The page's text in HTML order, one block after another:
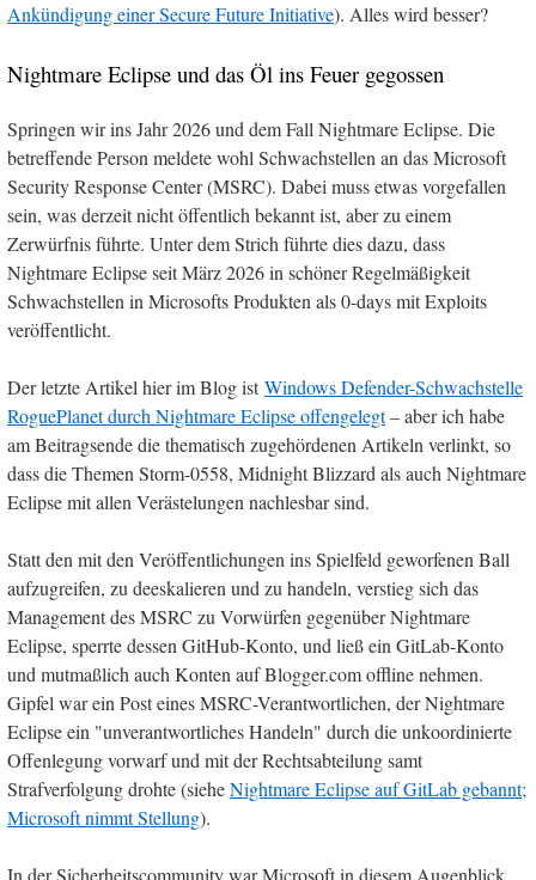
Ankündigung einer Secure Future Initiative). Alles wird besser?
Nightmare Eclipse und das Öl ins Feuer gegossen
Springen wir ins Jahr 2026 und dem Fall Nightmare Eclipse. Die
betreffende Person meldete wohl Schwachstellen an das Microsoft
Security Response Center (MSRC). Dabei muss etwas vorgefallen
sein, was derzeit nicht öffentlich bekannt ist, aber zu einem
Zerwürfnis führte. Unter dem Strich führte dies dazu, dass
Nightmare Eclipse seit März 2026 in schöner Regelmäßigkeit
Schwachstellen in Microsofts Produkten als 0-days mit Exploits
veröffentlicht.
Der letzte Artikel hier im Blog istWindows Defender-Schwachstelle
RoguePlanet durch Nightmare Eclipse offengelegt– aber ich habe
am Beitragsende die thematisch zugehördenen Artikeln verlinkt, so
dass die Themen Storm-0558, Midnight Blizzard als auch Nightmare
Eclipse mit allen Verästelungen nachlesbar sind.
Statt den mit den Veröffentlichungen ins Spielfeld geworfenen Ball
aufzugreifen, zu deeskalieren und zu handeln, verstieg sich das
Management des MSRC zu Vorwürfen gegenüber Nightmare
Eclipse, sperrte dessen GitHub-Konto, und ließ ein GitLab-Konto
und mutmaßlich auch Konten auf Blogger.com offline nehmen.
Gipfel war ein Post eines MSRC-Verantwortlichen, der Nightmare
Eclipse ein "unverantwortliches Handeln" durch die unkoordinierte
Offenlegung vorwarf und mit der Rechtsabteilung samt
Strafverfolgung drohte (sieheNightmare Eclipse auf GitLab gebannt;
Microsoft nimmt Stellung).